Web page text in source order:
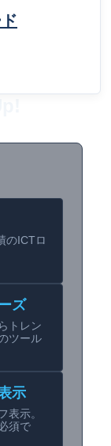
のICTロ
ズ
トレン
ツール
示
表示。
須で